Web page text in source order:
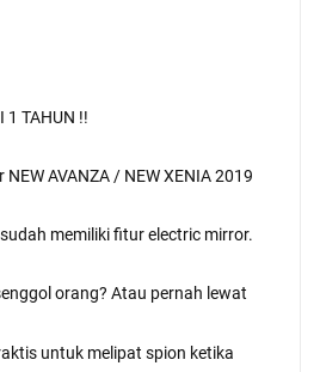
1 TAHUN !!
AVANZA / NEW XENIA 2019
memiliki fitur electric mirror.
orang? Atau pernah lewat
untuk melipat spion ketika